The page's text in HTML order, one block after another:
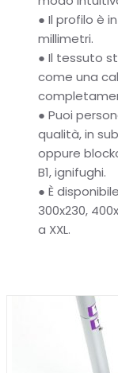
● Il profilo è
millimetri.
● Il tessuto
come una
● Puoi
qualità, in
oppure
B1, ignifughi.
● È
300x230,
a XXL.